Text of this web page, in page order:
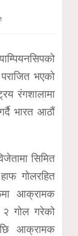
भएको
रंगशालामा
भारत आठौं
सिमित
गोलरहित
आक्रामक
गोल गरेको
आक्रामक